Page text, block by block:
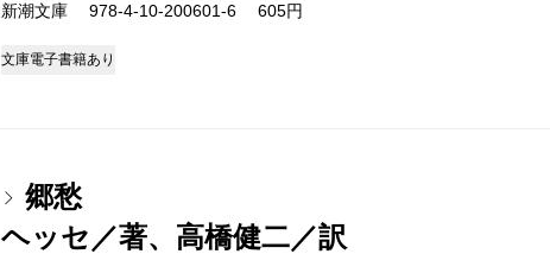
新潮文庫 978-4-10-200601-6 605円
文庫電子書籍あり
郷愁
ヘッセ／著、高橋健二／訳